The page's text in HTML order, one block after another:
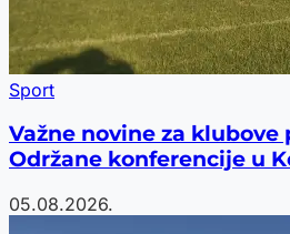
Sport
Važne novine za klubove
Održane konferencije u
05.08.2026.